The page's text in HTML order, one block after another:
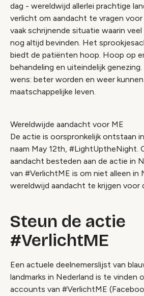
dag - wereldwijd allerlei prachtige
verlicht om aandacht te vragen
vaak schrijnende situatie waarin
nog altijd bevinden. Het
biedt de patiënten hoop. Hoop op
behandeling en uiteindelijk
wens: beter worden en weer
maatschappelijke leven.
Wereldwijde aandacht voor ME
De actie is oorspronkelijk ontstaan
naam May 12th, #LightUptheNight.
aandacht besteden aan de actie in
van #VerlichtME is om niet alleen in
wereldwijd aandacht te krijgen voor
Steun de actie
#VerlichtME
Een actuele deelnemerslijst van
landmarks in Nederland is te vinden
accounts van #VerlichtME